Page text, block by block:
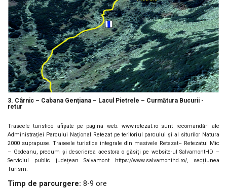
3. Cârnic – Cabana Gențiana – Lacul Pietrele – Curmătura Bucurii -
retur
Traseele turistice afișate pe pagina web: www.retezat.ro sunt recomandări ale
Administrației Parcului Național Retezat pe teritoriul parcului și al siturilor Natura
2000 suprapuse. Traseele turistice integrale din masivele Retezat– Retezatul Mic
– Godeanu, precum și descrierea acestora o găsiți pe website-ul SalvamontHD –
Serviciul public județean Salvamont https://www.salvamonthd.ro/, secțiunea
Turism.
Timp de parcurgere: 8-9 ore